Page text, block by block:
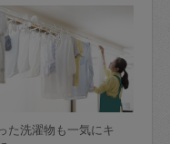
た洗濯物も一気にキ